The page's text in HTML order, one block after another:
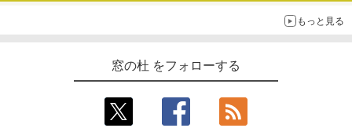
もっと見る
窓の杜 をフォローする